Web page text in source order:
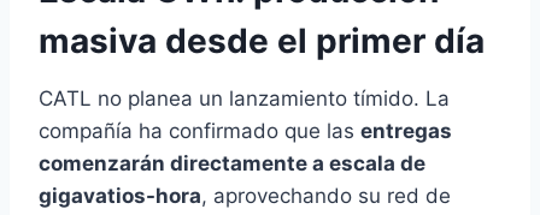
masiva desde el primer día
CATL no planea un lanzamiento tímido. La
compañía ha confirmado que las entregas
comenzarán directamente a escala de
gigavatios-hora, aprovechando su red de